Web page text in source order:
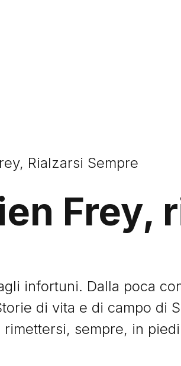
Rialzarsi Sempre
Frey,
infortuni. Dalla poca
di vita e di campo di
sempre, in piedi